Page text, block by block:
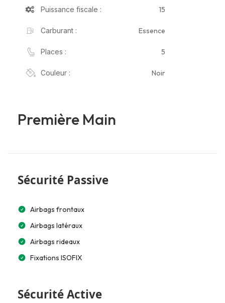
Puissance fiscale : 15
Carburant : Essence
Places : 5
Couleur : Noir
Première Main
Sécurité Passive
Airbags frontaux
Airbags latéraux
Airbags rideaux
Fixations ISOFIX
Sécurité Active